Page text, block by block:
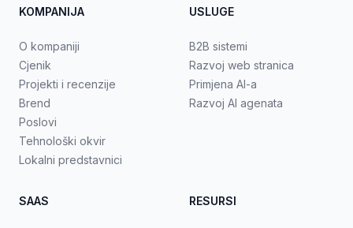
KOMPANIJA
O kompaniji
Cjenik
Projekti i recenzije
Brend
Poslovi
Tehnološki okvir
Lokalni predstavnici
USLUGE
B2B sistemi
Razvoj web stranica
Primjena AI-a
Razvoj AI agenata
SAAS RESURSI